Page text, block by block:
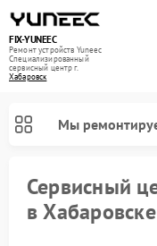
FIX-YUNEEC
Ремонт устройств Yuneec
Специализированный
cервисный центр г.
Хабаровск
Мы
Сервисный
в Хабаровске